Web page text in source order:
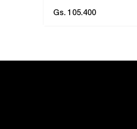
Gs. 105.400